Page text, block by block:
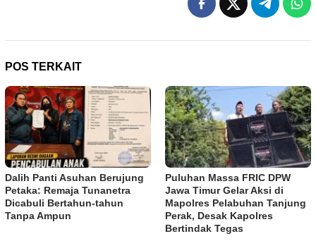
POS TERKAIT
Dalih Panti Asuhan Berujung
Petaka: Remaja Tunanetra
Dicabuli Bertahun-tahun
Tanpa Ampun
Puluhan Massa FRIC DPW
Jawa Timur Gelar Aksi di
Mapolres Pelabuhan Tanjung
Perak, Desak Kapolres
Bertindak Tegas